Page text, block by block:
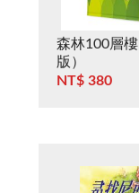
森林100層
版）
NT$ 380